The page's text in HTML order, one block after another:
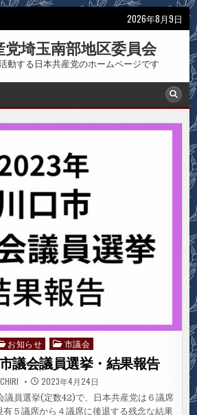
2026年8月9日
埼玉南部地区委員会
動する日本共産党のホームページです
お知らせ 市議会
議会議員選挙・結果報告
2023年4月24日
議員選挙(定数42)で、日本共産党は６議席
有５議席から４議席に後退する残念な結果